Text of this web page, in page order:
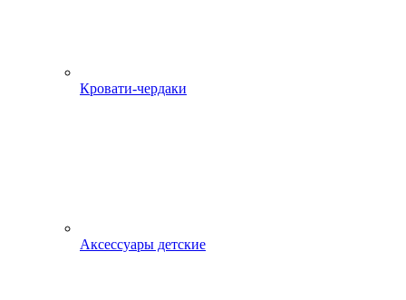
Кровати-чердаки
Аксессуары детские